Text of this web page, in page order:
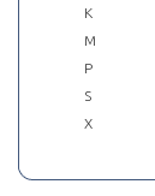
K
M
P
S
X